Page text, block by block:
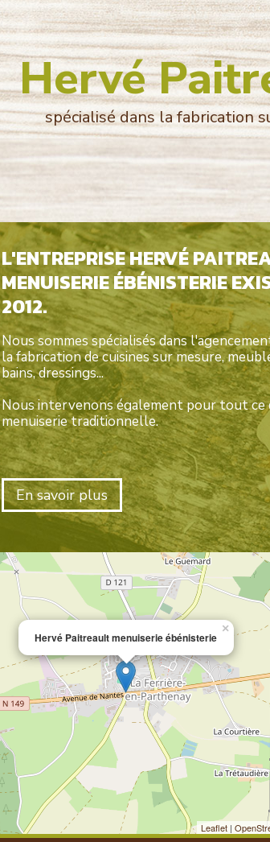
Hervé
spécialisé dans la fabrication
L'ENTREPRISE HERVÉ
MENUISERIE ÉBÉNISTERIE
2012.
Nous sommes spécialisés dans
la fabrication de cuisines sur mesure,
bains, dressings...
Nous intervenons également pour tout ce
menuiserie traditionnelle.
En savoir plus
Hervé Paitreault menuiserie ébénisterie
×
Leaflet |